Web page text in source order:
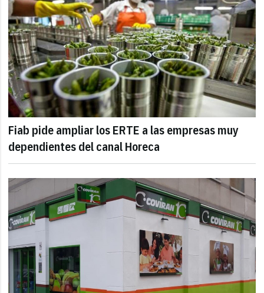
Fiab pide ampliar los ERTE a las empresas muy
dependientes del canal Horeca